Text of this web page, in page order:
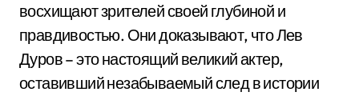
восхищают зрителей своей глубиной и
правдивостью. Они доказывают, что Лев
Дуров – это настоящий великий актер,
оставивший незабываемый след в истории